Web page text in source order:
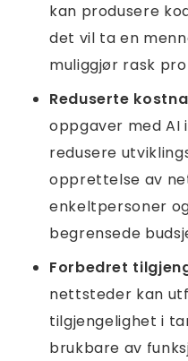
kan produsere
det vil ta en
muliggjør rask
Reduserte
oppgaver med AI
redusere
opprettelse av
enkeltpersoner
begrensede
Forbedret
nettsteder kan
tilgjengelighet i
brukbare av